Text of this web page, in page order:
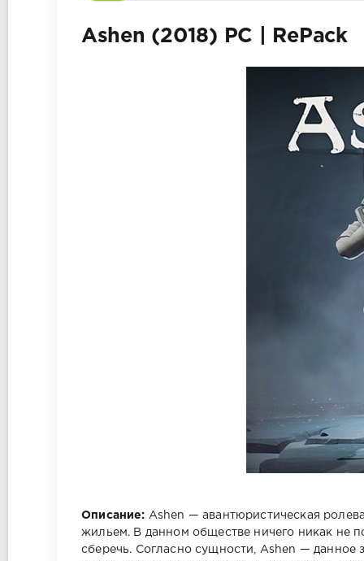
Ashen (2018) PC | RePack
Описание: Ashen — авантюристическая
жильем. В данном обществе ничего никак не
сберечь. Согласно сущности, Ashen —